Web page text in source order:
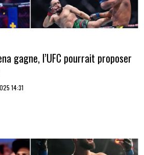
gagne, l’UFC pourrait proposer
14:31